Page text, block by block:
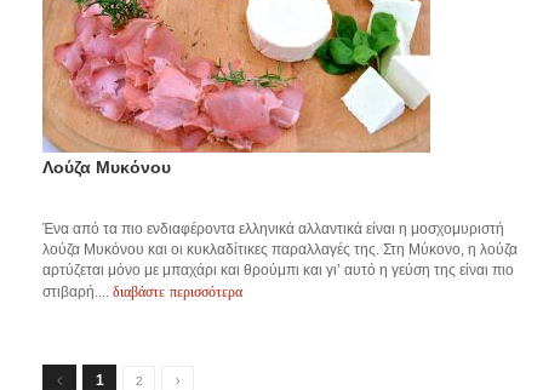
Λούζα Μυκόνου
Ένα από τα πιο ενδιαφέροντα ελληνικά αλλαντικά είναι η μοσχομυριστή
λούζα Μυκόνου και οι κυκλαδίτικες παραλλαγές της. Στη Μύκονο, η λούζα
αρτύζεται μόνο με μπαχάρι και θρούμπι και γι’ αυτό η γεύση της είναι πιο
στιβαρή.... διαβάστε περισσότερα
1 2